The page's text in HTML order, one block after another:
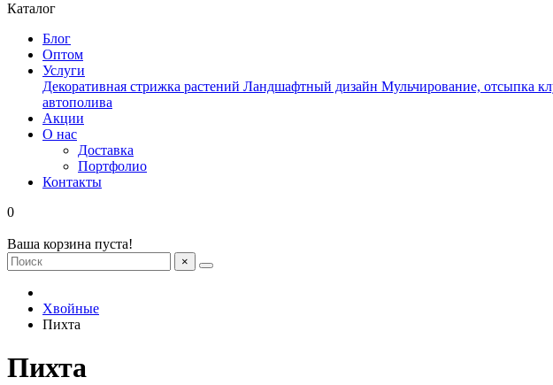
Каталог
Блог
Оптом
Услуги
Декоративная стрижка растений Ландшафтный дизайн Мульчирование, отсыпка
автополива
Акции
О нас
Доставка
Портфолио
Контакты
0
Ваша корзина пуста!
×
Хвойные
Пихта
Пихта